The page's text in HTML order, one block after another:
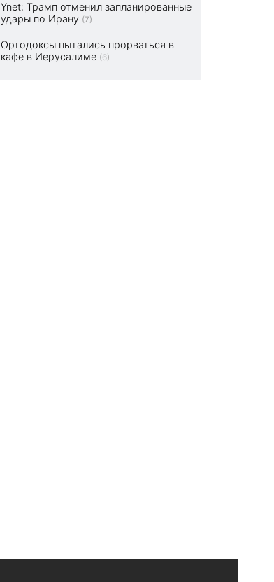
Ynet: Трамп отменил запланированные
удары по Ирану (7)
Ортодоксы пытались прорваться в
кафе в Иерусалиме (6)